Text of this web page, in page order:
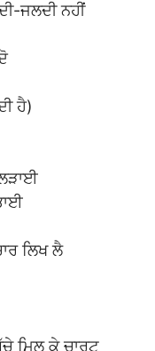
ਜਲਦੀ ਨਹੀਂ
ਹੈ)
ਲਿਖ ਲੈ
ਮਿਲ ਕੇ ਚਾਰਟ